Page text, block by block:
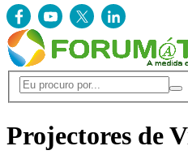
Projectores de